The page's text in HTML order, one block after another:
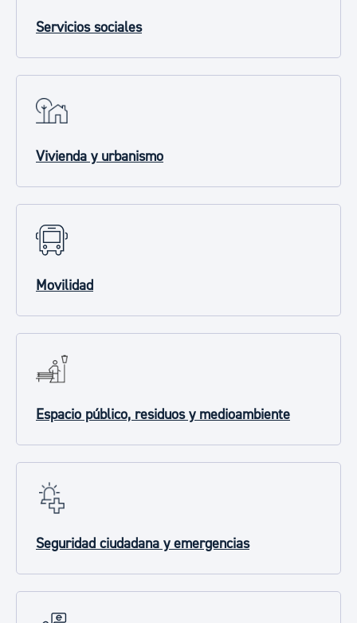
Servicios sociales
Vivienda y urbanismo
Movilidad
Espacio público, residuos y medioambiente
Seguridad ciudadana y emergencias